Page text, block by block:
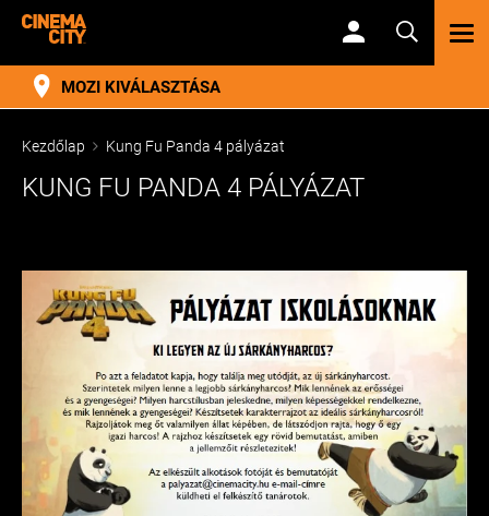
MOZI KIVÁLASZTÁSA
Kezdőlap Kung Fu Panda 4 pályázat
KUNG FU PANDA 4 PÁLYÁZAT